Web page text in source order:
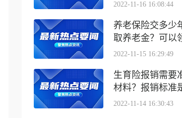
2022-11-16 16:08:44
养老保险交多少
取养老金？可以
2022-11-15 16:29:49
生育险报销需要
材料？报销标准
2022-11-14 16:30:43